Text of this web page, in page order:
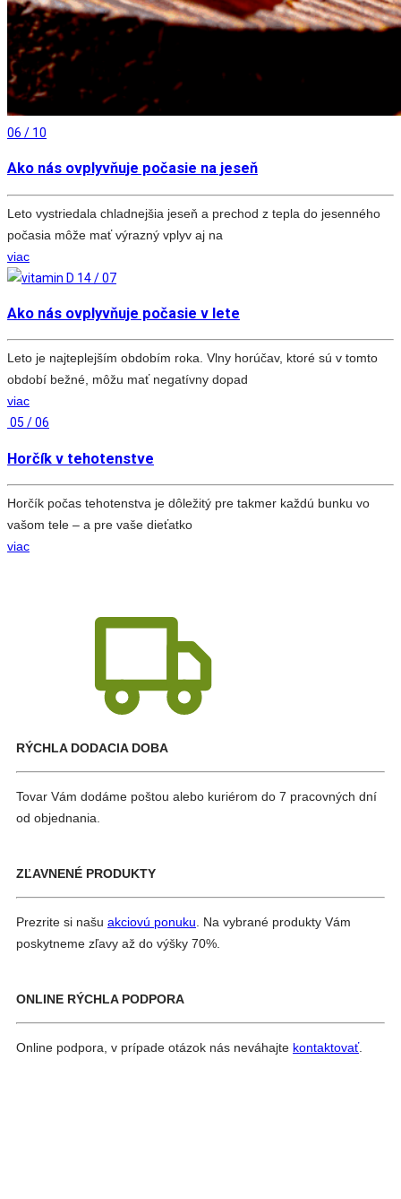
06 / 10
Ako nás ovplyvňuje počasie na jeseň
Leto vystriedala chladnejšia jeseň a prechod z tepla do jesenného
počasia môže mať výrazný vplyv aj na
viac
14 / 07
Ako nás ovplyvňuje počasie v lete
Leto je najteplejším obdobím roka. Vlny horúčav, ktoré sú v tomto
období bežné, môžu mať negatívny dopad
viac
05 / 06
Horčík v tehotenstve
Horčík počas tehotenstva je dôležitý pre takmer každú bunku vo
vašom tele – a pre vaše dieťatko
viac
RÝCHLA DODACIA DOBA
Tovar Vám dodáme poštou alebo kuriérom do 7 pracovných dní
od objednania.
ZĽAVNENÉ PRODUKTY
Prezrite si našu akciovú ponuku . Na vybrané produkty Vám
poskytneme zľavy až do výšky 70%.
ONLINE RÝCHLA PODPORA
Online podpora, v prípade otázok nás neváhajte kontaktovať.